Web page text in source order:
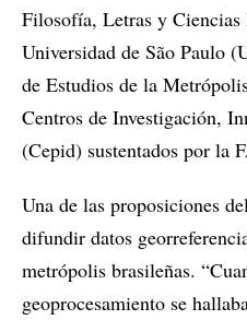
Filosofía, Letras y
Universidad de São Paulo
de Estudios de la
Centros de Investigación,
(Cepid) sustentados por la
Una de las proposiciones
difundir datos
metrópolis brasileñas.
geoprocesamiento se